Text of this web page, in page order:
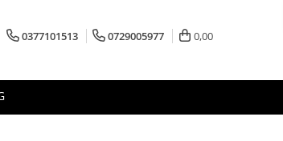
0377101513 0729005977 0,00